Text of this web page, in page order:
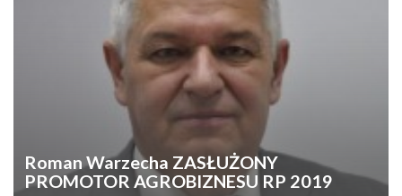
Roman Warzecha ZASŁUŻONY
PROMOTOR AGROBIZNESU RP 2019